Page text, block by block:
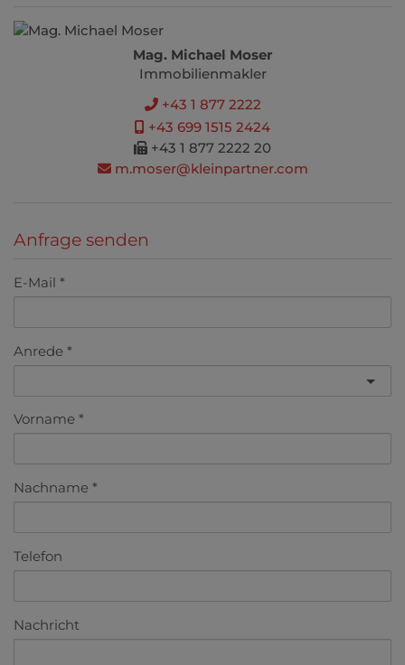
Mag. Michael Moser
Immobilienmakler
+43 1 877 2222
+43 699 1515 2424
+43 1 877 2222 20
m.moser@kleinpartner.com
Anfrage senden
E-Mail
Anrede
Vorname
Nachname
Telefon
Nachricht